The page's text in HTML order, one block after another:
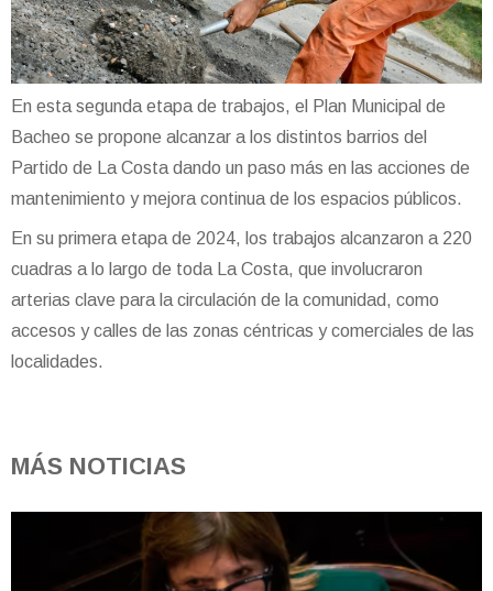
En esta segunda etapa de trabajos, el Plan Municipal de
Bacheo se propone alcanzar a los distintos barrios del
Partido de La Costa dando un paso más en las acciones de
mantenimiento y mejora continua de los espacios públicos.
En su primera etapa de 2024, los trabajos alcanzaron a 220
cuadras a lo largo de toda La Costa, que involucraron
arterias clave para la circulación de la comunidad, como
accesos y calles de las zonas céntricas y comerciales de las
localidades.
MÁS NOTICIAS